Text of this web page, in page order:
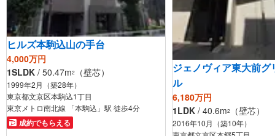
ヒルズ本駒込山の手台
4,000万円
1SLDK / 50.47m2 （壁芯）
1999年2月（築28年）
東京都文京区本駒込1丁目
東京メトロ南北線 「本駒込」駅 徒歩4分
成約でもらえる
ジェノヴィア東大前グ
ル
6,180万円
1LDK / 40.6m2 （壁芯）
2016年10月（築10年）